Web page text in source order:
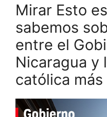
Mirar Esto
sabemos
entre el
Nicaragua y
católica más